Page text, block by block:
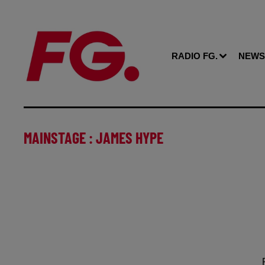
RADIO FG. NEWS
MAINSTAGE : JAMES HYPE